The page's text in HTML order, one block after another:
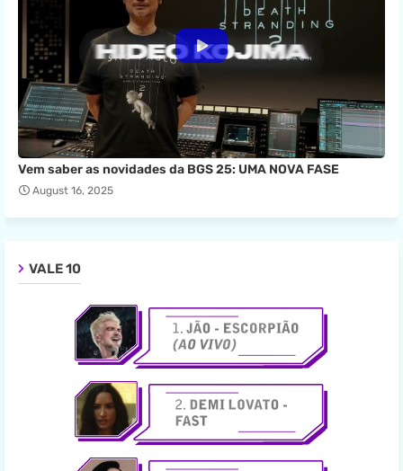
Vem saber as novidades da BGS 25: UMA NOVA FASE
August 16, 2025
VALE 10